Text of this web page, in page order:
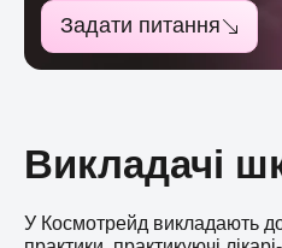
Задати питання
Викладачі
У Космотрейд викладають